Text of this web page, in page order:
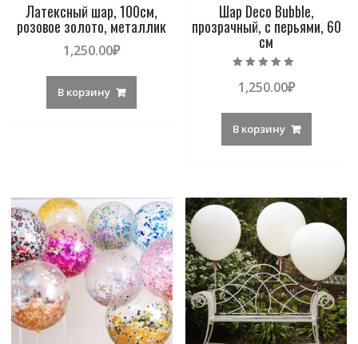
Латексный шар, 100см,
розовое золото, металлик
1,250.00₽
В корзину
Шар Deco Bubble,
прозрачный, с перьями, 60
см
5.00
1,250.00₽
В корзину